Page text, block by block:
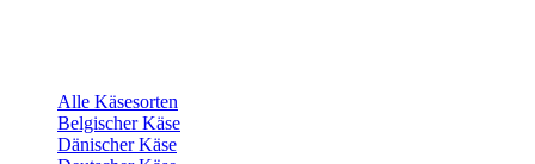
Alle Käsesorten
Belgischer Käse
Dänischer Käse